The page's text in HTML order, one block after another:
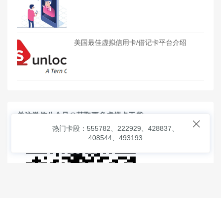
美国最佳虚拟信用卡/借记卡平台介绍
关注微信公众号@获取更多虚拟卡干货

热门卡段：555782、222929、428837、
408544、493193